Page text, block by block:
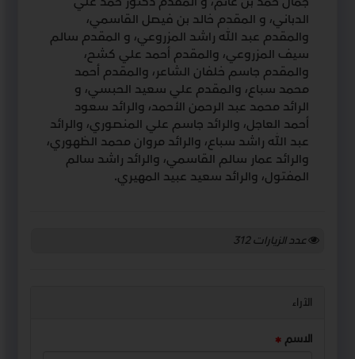
الدباني، و المقدم خالد بن فيصل القاسمي،
والمقدم عبد الله راشد المزروعي، و المقدم سالم
سيف المزروعي، والمقدم أحمد علي كشح،
والمقدم جاسم خلفان الشاعر، والمقدم أحمد
محمد سباع، والمقدم علي سعيد الحبسي، و
الرائد محمد عبد الرحمن الأحمد، والرائد سعود
أحمد العاجل، والرائد جاسم علي المنصوري، والرائد
عبد الله راشد سباع، والرائد مروان محمد الظهوري،
والرائد عمار سالم القاسمي، والرائد راشد سالم
المفتول، والرائد سعيد عبيد المهيري.
عدد الزيارات312
الآراء
الاسم